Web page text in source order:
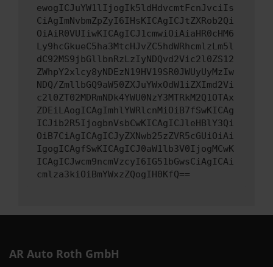
ewogICJuYW1lIjogIk5ldHdvcmtFcnJvciIs
CiAgImNvbmZpZyI6IHsKICAgICJtZXRob2Qi
OiAiR0VUIiwKICAgICJ1cmwiOiAiaHR0cHM6
Ly9hcGkueC5ha3MtcHJvZC5hdWRhcmlzLm5l
dC92MS9jbGllbnRzLzIyNDQvd2Vic2l0ZS12
ZWhpY2xlcy8yNDEzN19HV19SR0JWUyUyMzIw
NDQ/ZmllbGQ9aW50ZXJuYWxOdW1iZXImd2Vi
c2l0ZT02MDRmNDk4YWU0NzY3MTRkM2Q1OTAx
ZDEiLAogICAgImhlYWRlcnMiOiB7fSwKICAg
ICJib2R5IjogbnVsbCwKICAgICJleHBlY3Qi
OiB7CiAgICAgICJyZXNwb25zZVR5cGUiOiAi
IgogICAgfSwKICAgICJ0aW1lb3V0IjogMCwK
ICAgICJwcm9ncmVzcyI6IG51bGwsCiAgICAi
cmlza3kiOiBmYWxzZQogIH0KfQ==
AR Auto Roth GmbH